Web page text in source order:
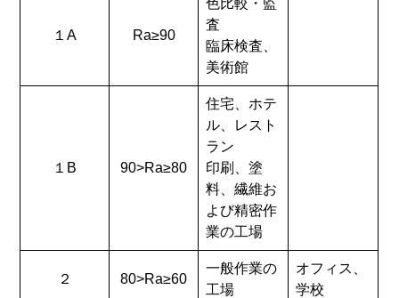
１A Ra≥90
査
臨床検査、
美術館
１B 90>Ra≥80
住宅、ホテ
ル、レスト
ラン
印刷、塗
料、繊維お
よび精密作
業の工場
２ 80>Ra≥60
一般作業の
工場
オフィス、
学校